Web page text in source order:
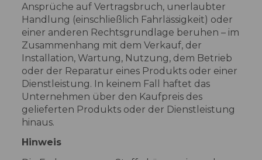
Ansprüche auf Vertragsbruch, unerlaubter
Handlung (einschließlich Fahrlässigkeit) oder
einer anderen Rechtsgrundlage beruhen – im
Zusammenhang mit dem Verkauf, der
Installation, Wartung, Nutzung, dem Betrieb
oder der Reparatur eines Produkts oder einer
Dienstleistung. In keinem Fall haftet das
Unternehmen über den Kaufpreis des
gelieferten Produkts oder der Dienstleistung
hinaus.
Hinweis